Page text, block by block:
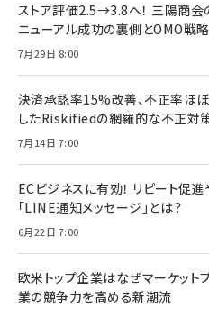
ストア評価2.5→3.8へ！ 三陽商会の
ニューアル成功の裏側とOMO戦略
7月29日 8:00
決済承認率15%改善、不正率ほぼ
したRiskifiedの網羅的な不正対
7月14日 7:00
ECビジネスに有効！ リピート促
「LINE通知メッセージ」とは？
6月22日 7:00
欧米トップ企業はなぜマーケッ
業の競争力を高める新潮流